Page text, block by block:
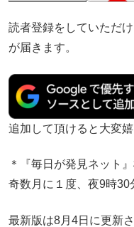
読者登録をしていただ
が届きます。
追加して頂けると大変嬉
＊『毎日が発見ネット
奇数月に１度、夜9時30
最新版は8月4日に更新さ